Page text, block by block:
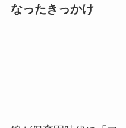
なったきっかけ